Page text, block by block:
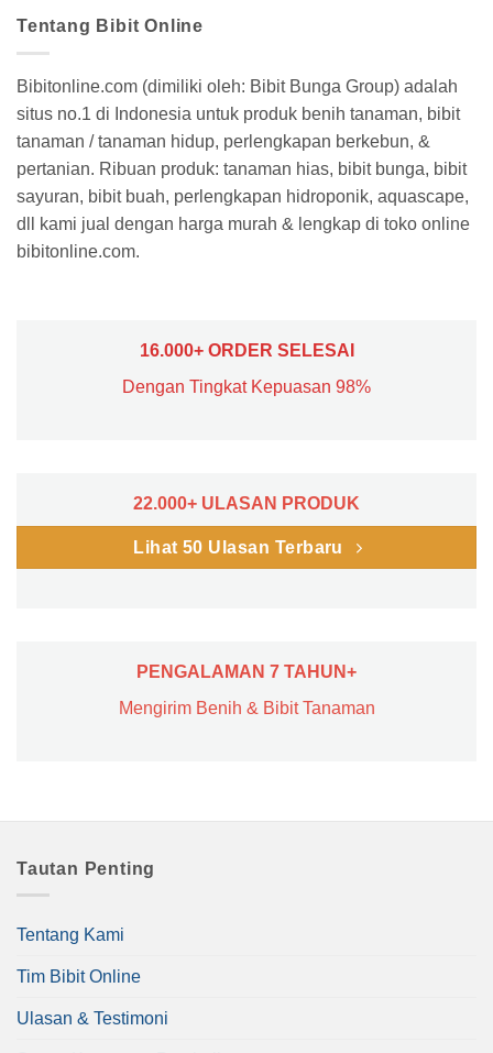
Tentang Bibit Online
Bibitonline.com (dimiliki oleh: Bibit Bunga Group) adalah
situs no.1 di Indonesia untuk produk benih tanaman, bibit
tanaman / tanaman hidup, perlengkapan berkebun, &
pertanian. Ribuan produk: tanaman hias, bibit bunga, bibit
sayuran, bibit buah, perlengkapan hidroponik, aquascape,
dll kami jual dengan harga murah & lengkap di toko online
bibitonline.com.
16.000+ ORDER SELESAI
Dengan Tingkat Kepuasan 98%
22.000+ ULASAN PRODUK
Lihat 50 Ulasan Terbaru
PENGALAMAN 7 TAHUN+
Mengirim Benih & Bibit Tanaman
Tautan Penting
Tentang Kami
Tim Bibit Online
Ulasan & Testimoni